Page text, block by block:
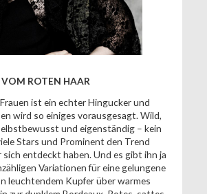
ROTEN HAAR
ist ein echter Hingucker und
wird so einiges vorausgesagt. Wild,
und eigenständig – kein
Stars und Prominent den Trend
sich entdeckt haben. Und es gibt ihn ja
Variationen für eine gelungene
leuchtendem Kupfer über warmes